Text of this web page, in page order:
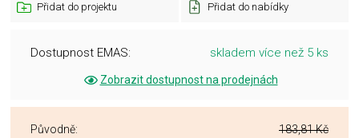
Přidat do projektu Přidat do nabídky
Dostupnost EMAS: skladem více než 5 ks
Zobrazit dostupnost na prodejnách
Původně:
183,81 Kč